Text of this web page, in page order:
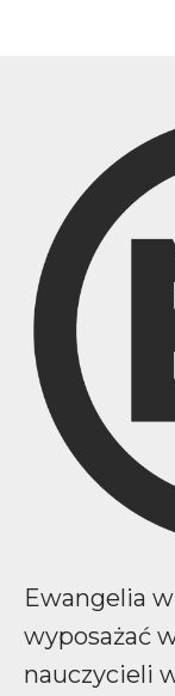
Ewangelia
wyposażać
nauczycieli